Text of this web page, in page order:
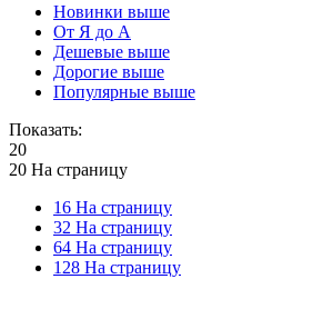
Новинки выше
От Я до А
Дешевые выше
Дорогие выше
Популярные выше
Показать:
20
20 На страницу
16 На страницу
32 На страницу
64 На страницу
128 На страницу